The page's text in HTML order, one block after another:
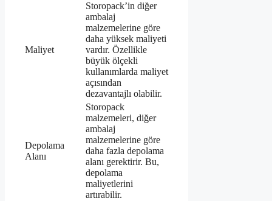
Maliyet
Storopack’in diğer
ambalaj
malzemelerine göre
daha yüksek maliyeti
vardır. Özellikle
büyük ölçekli
kullanımlarda maliyet
açısından
dezavantajlı olabilir.
Depolama
Alanı
Storopack
malzemeleri, diğer
ambalaj
malzemelerine göre
daha fazla depolama
alanı gerektirir. Bu,
depolama
maliyetlerini
artırabilir.